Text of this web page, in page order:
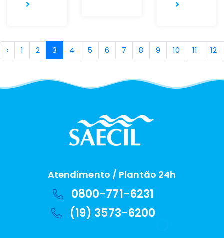
‹ 1 2 3 4 5 6 7 8 9 10 11 12
Atendimento / Plantão 24h
0800-771-6231
(19) 3573-6200